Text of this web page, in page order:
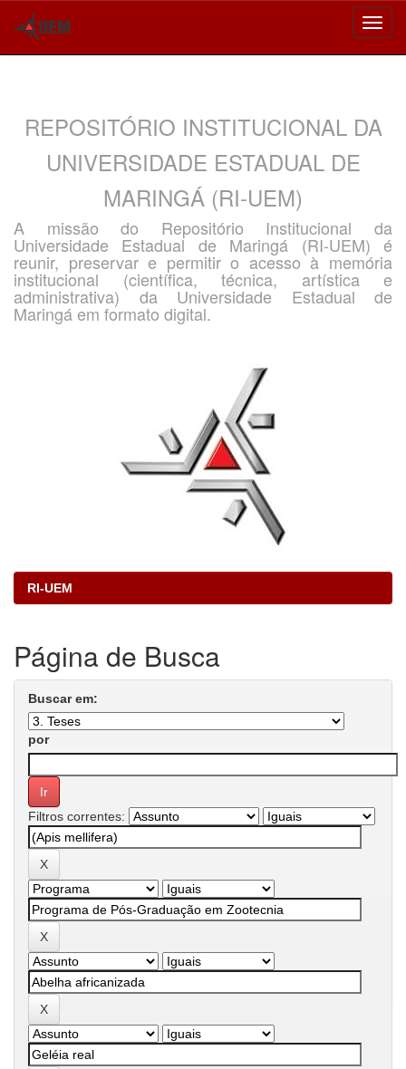
REPOSITÓRIO INSTITUCIONAL DA
UNIVERSIDADE ESTADUAL DE
MARINGÁ (RI-UEM)
A missão do Repositório Institucional da
Universidade Estadual de Maringá (RI-UEM) é
reunir, preservar e permitir o acesso à memória
institucional (científica, técnica, artística e
administrativa) da Universidade Estadual de
Maringá em formato digital.
RI-UEM
Página de Busca
Buscar em:
por
Filtros correntes: